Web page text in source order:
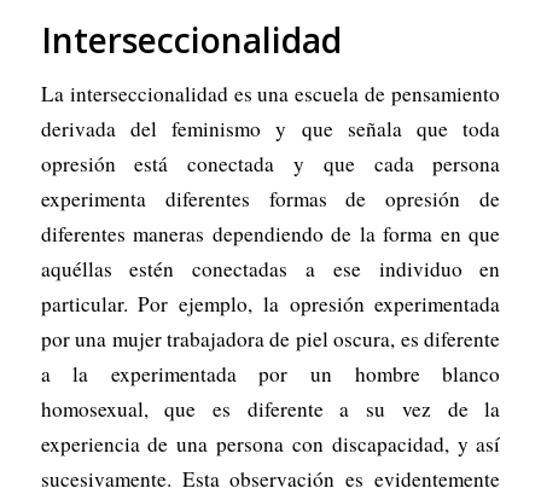
Interseccionalidad
La interseccionalidad es una escuela de pensamiento
derivada del feminismo y que señala que toda
opresión está conectada y que cada persona
experimenta diferentes formas de opresión de
diferentes maneras dependiendo de la forma en que
aquéllas estén conectadas a ese individuo en
particular. Por ejemplo, la opresión experimentada
por una mujer trabajadora de piel oscura, es diferente
a la experimentada por un hombre blanco
homosexual, que es diferente a su vez de la
experiencia de una persona con discapacidad, y así
sucesivamente. Esta observación es evidentemente